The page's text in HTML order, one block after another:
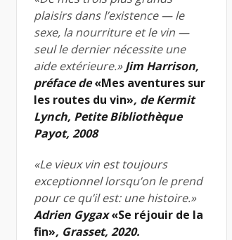
plaisirs dans l’existence — le
sexe, la nourriture et le vin —
seul le dernier nécessite une
aide extérieure.»Jim Harrison,
préface de«Mes aventures sur
les routes du vin», de Kermit
Lynch, Petite Bibliothèque
Payot, 2008
«Le vieux vin est toujours
exceptionnel lorsqu’on le prend
pour ce qu’il est: une histoire.»
Adrien Gygax«Se réjouir de la
fin», Grasset, 2020.